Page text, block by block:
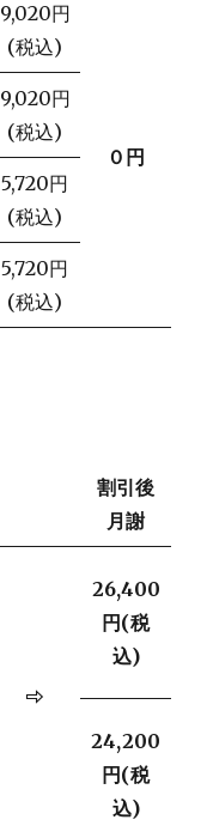
9,020円
(税込)
０円
9,020円
(税込)
5,720円
(税込)
5,720円
(税込)
割引後
月謝
⇨
26,400
円(税
込)
24,200
円(税
込)